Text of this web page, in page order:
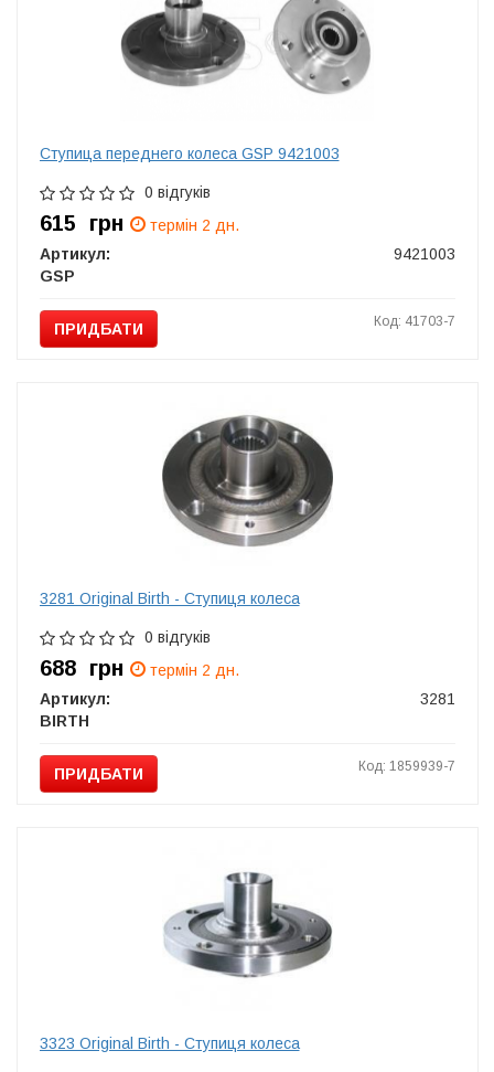
Ступица переднего колеса GSP 9421003
0 відгуків
615 грн
термін 2 дн.
Артикул:
9421003
GSP
ПРИДБАТИ Код: 41703-7
3281 Original Birth - Ступиця колеса
0 відгуків
688 грн
термін 2 дн.
Артикул:
3281
BIRTH
ПРИДБАТИ Код: 1859939-7
3323 Original Birth - Ступиця колеса